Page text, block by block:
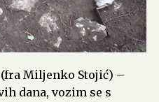
(fra Miljenko Stojić) –
dana, vozim se s